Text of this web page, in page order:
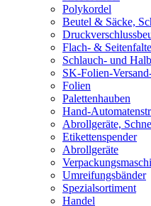
Polykordel
Beutel & Säcke,
Flach- &
Schlauch- und
SK-Folien-
Folien
Palettenhauben
Hand-
Abrollgeräte,
Etikettenspender
Abrollgeräte
Umreifungsbänder
Spezialsortiment
Handel